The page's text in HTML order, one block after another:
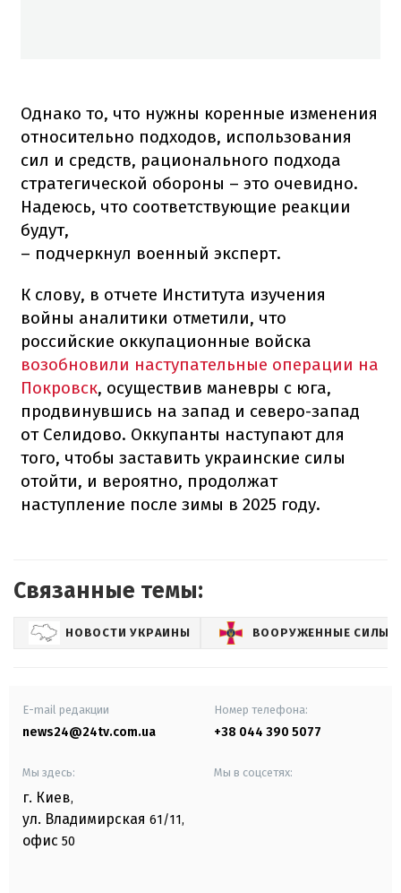
Однако то, что нужны коренные изменения
относительно подходов, использования
сил и средств, рационального подхода
стратегической обороны – это очевидно.
Надеюсь, что соответствующие реакции
будут,
– подчеркнул военный эксперт.
К слову, в отчете Института изучения
войны аналитики отметили, что
российские оккупационные войска
возобновили наступательные операции на
Покровск, осуществив маневры с юга,
продвинувшись на запад и северо-запад
от Селидово. Оккупанты наступают для
того, чтобы заставить украинские силы
отойти, и вероятно, продолжат
наступление после зимы в 2025 году.
Связанные темы:
НОВОСТИ УКРАИНЫ ВООРУЖЕННЫЕ СИЛЫ
E-mail редакции
news24@24tv.com.ua
Номер телефона:
+38 044 390 5077
Мы здесь:
г. Киев,
ул. Владимирская 61/11,
офис 50
Мы в соцсетях: